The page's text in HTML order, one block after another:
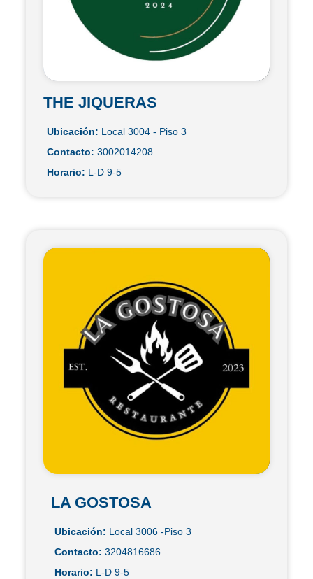
THE JIQUERAS
Ubicación: Local 3004 - Piso 3
Contacto: 3002014208
Horario: L-D 9-5
LA GOSTOSA
Ubicación: Local 3006 -Piso 3
Contacto: 3204816686
Horario: L-D 9-5